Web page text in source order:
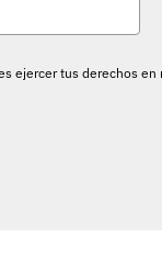
ejercer tus derechos